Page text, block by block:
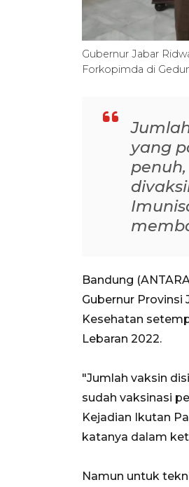
Gubernur Jabar
Forkopimda di
yang
Bandung
Gubernur Provinsi
Kesehatan
Lebaran 2022.
"Jumlah vaksin
sudah vaksinasi
Kejadian Ikutan
katanya dalam
Namun untuk